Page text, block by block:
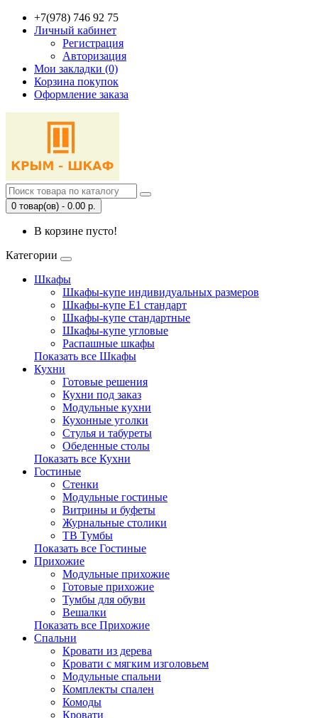
+7(978) 746 92 75
Личный кабинет
Регистрация
Авторизация
Мои закладки (0)
Корзина покупок
Оформление заказа
0 товар(ов) - 0.00 р.
В корзине пусто!
Категории
Шкафы
Шкафы-купе индивидуальных размеров
Шкафы-купе Е1 стандарт
Шкафы-купе стандартные
Шкафы-купе угловые
Распашные шкафы
Показать все Шкафы
Кухни
Готовые решения
Кухни под заказ
Модульные кухни
Кухонные уголки
Стулья и табуреты
Обеденные столы
Показать все Кухни
Гостиные
Стенки
Модульные гостиные
Витрины и буфеты
Журнальные столики
ТВ Тумбы
Показать все Гостиные
Прихожие
Модульные прихожие
Готовые прихожие
Тумбы для обуви
Вешалки
Показать все Прихожие
Спальни
Кровати из дерева
Кровати с мягким изголовьем
Модульные спальни
Комплекты спален
Комоды
Кровати